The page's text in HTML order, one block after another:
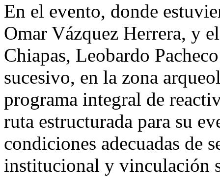
En el evento, donde
Omar Vázquez Herrera, y
Chiapas, Leobardo
sucesivo, en la zona
programa integral de
ruta estructurada para su
condiciones adecuadas de
institucional y vinculación